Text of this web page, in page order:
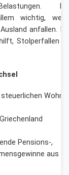
wichtig,
anfallen.
Stolperfallen
Pensions-,
aus